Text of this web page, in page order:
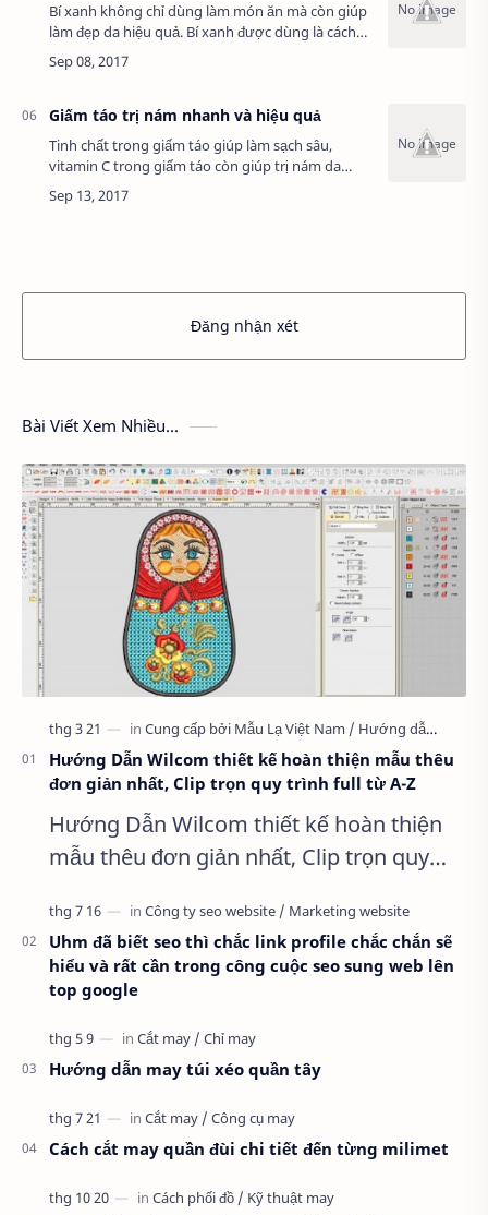
Bí xanh không chỉ dùng làm món ăn mà còn giúp
làm đẹp da hiệu quả. Bí xanh được dùng là cách
trị nám da mặt tại nhà hiệu quảXem
thêm: http://inhiflex.vn/Xem thêm: In hifl…
Giấm táo trị nám nhanh và hiệu quả
Tinh chất trong giấm táo giúp làm sạch sâu,
vitamin C trong giấm táo còn giúp trị nám da
hiệu quả, xóa mờ các vết nám da xấu xí, mang lại
cho bạn làn da tươi khỏe.Xem thêm: ht…
Đăng nhận xét
Bài Viết Xem Nhiều...
Hướng Dẫn Wilcom thiết kế hoàn thiện mẫu thêu
đơn giản nhất, Clip trọn quy trình full từ A-Z
Hướng Dẫn Wilcom thiết kế hoàn thiện
mẫu thêu đơn giản nhất, Clip trọn quy
thuật mới vào nghề, clip thực hành t…
Uhm đã biết seo thì chắc link profile chắc chắn sẽ
hiểu và rất cần trong công cuộc seo sung web lên
top google
Hướng dẫn may túi xéo quần tây
Cách cắt may quần đùi chi tiết đến từng milimet